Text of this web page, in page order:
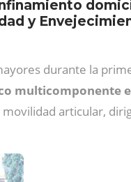
y
durante la
multicomponente
articular,